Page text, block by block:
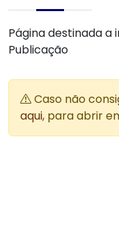
Página destinada
Publicação
Caso não
aqui, para abrir